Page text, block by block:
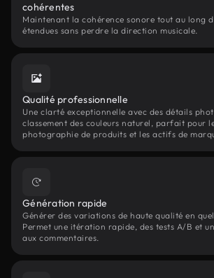
cohérentes
Maintenant la cohérence sonore tout au long
étendues sans perdre la direction musicale.
Qualité professionnelle
Une clarté exceptionnelle avec des détails
classement des couleurs naturel, parfait pour
photographie de produits et les actifs de
Génération rapide
Générer des variations de haute qualité en
Permet une itération rapide, des tests A/B et
aux commentaires.